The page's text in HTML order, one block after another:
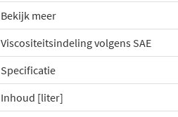
Bekijk meer
Viscositeitsindeling volgens SAE
Specificatie
Inhoud [liter]